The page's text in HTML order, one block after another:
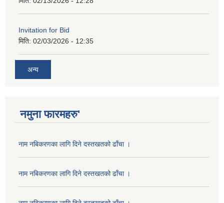
Invitation for Bid
मिति: 02/03/2026 - 12:35
अन्य
नमुना फारमहरु'
नाम नबिकरणका लागि दिने दस्तखतको ढाँचा ।
नाम नबिकरणका लागि दिने दस्तखतको ढाँचा ।